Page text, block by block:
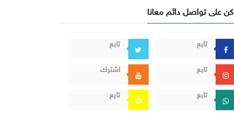
كن على تواصل دائم معانا
تابع
تابع
تابع
اشترك
تابع
تابع